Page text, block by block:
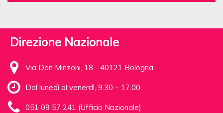
Direzione Nazionale
Via Don Minzoni, 18 - 40121 Bologna
Dal lunedì al venerdì, 9.30 – 17.00
051 09 57 241 (Ufficio Nazionale)